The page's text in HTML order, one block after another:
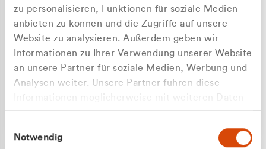
zu personalisieren, Funktionen für soziale Medien
anbieten zu können und die Zugriffe auf unsere
Website zu analysieren. Außerdem geben wir
Informationen zu Ihrer Verwendung unserer Website
an unsere Partner für soziale Medien, Werbung und
Analysen weiter. Unsere Partner führen diese
zusammen, die Sie ihnen bereitgestellt haben oder
gesammelt haben.
Notwendig
Apilash Balanesan